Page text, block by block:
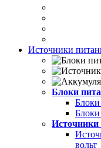
Источники
Блоки
Блоки
Источники
вольт